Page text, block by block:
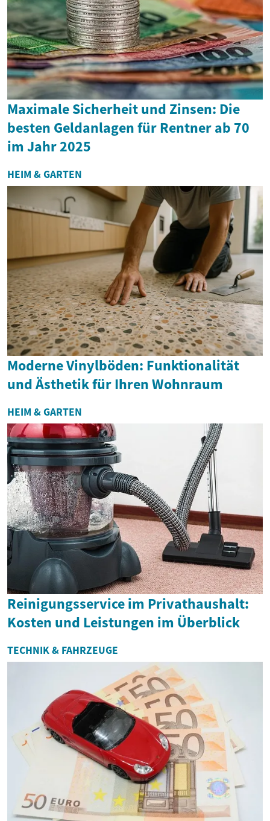
Maximale Sicherheit und Zinsen: Die
besten Geldanlagen für Rentner ab 70
im Jahr 2025
HEIM & GARTEN
Moderne Vinylböden: Funktionalität
und Ästhetik für Ihren Wohnraum
HEIM & GARTEN
Reinigungsservice im Privathaushalt:
Kosten und Leistungen im Überblick
TECHNIK & FAHRZEUGE